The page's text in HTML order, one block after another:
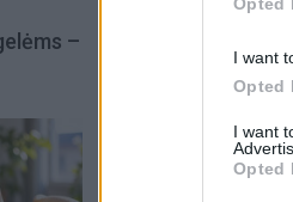
I want
Opted
I want
Opted
–